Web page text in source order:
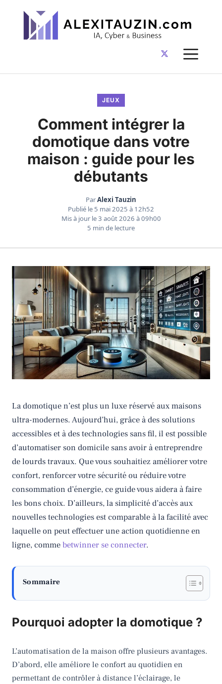
contenu
JEUX
Comment intégrer la
domotique dans votre
maison : guide pour les
débutants
ParAlexi Tauzin
Publié le 5 mai 2025 à 12h52
Mis à jour le3 août 2026 à 09h00
5 min de lecture
La domotique n’est plus un luxe réservé aux maisons
ultra-modernes. Aujourd’hui, grâce à des solutions
accessibles et à des technologies sans fil, il est possible
d’automatiser son domicile sans avoir à entreprendre
de lourds travaux. Que vous souhaitiez améliorer votre
confort, renforcer votre sécurité ou réduire votre
consommation d’énergie, ce guide vous aidera à faire
les bons choix. D’ailleurs, la simplicité d’accès aux
nouvelles technologies est comparable à la facilité avec
laquelle on peut effectuer une action quotidienne en
ligne, commebetwinner se connecter.
Sommaire
Pourquoi adopter la domotique ?
L’automatisation de la maison offre plusieurs avantages.
D’abord, elle améliore le confort au quotidien en
permettant de contrôler à distance l’éclairage, le